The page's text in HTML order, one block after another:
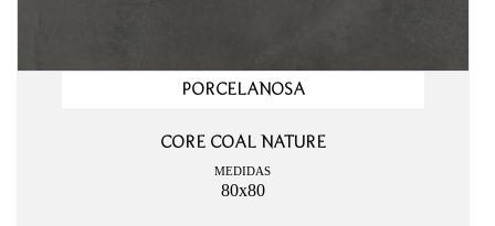
PORCELANOSA
CORE COAL NATURE
MEDIDAS
80x80